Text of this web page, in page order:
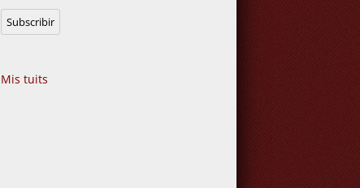
correo
electrónico
Subscribir
Mis tuits